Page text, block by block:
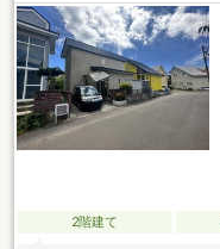
2階建て